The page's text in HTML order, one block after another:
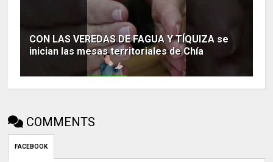
CON LAS VEREDAS DE FAGUA Y TÍQUIZA se
inician las mesas territoriales de Chía
COMMENTS
FACEBOOK